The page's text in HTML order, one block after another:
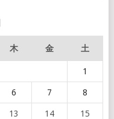
木 金 土
1
6 7 8
13 14 15